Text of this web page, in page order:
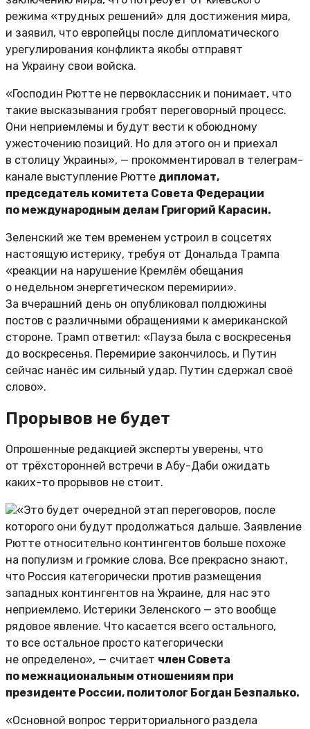
режима «трудных решений» для достижения мира,
и заявил, что европейцы после дипломатического
урегулирования конфликта якобы отправят
на Украину свои войска.
«Господин Рютте не первоклассник и понимает, что
такие высказывания гробят переговорный процесс.
Они неприемлемы и будут вести к обоюдному
ужесточению позиций. Но для этого он и приехал
в столицу Украины», — прокомментировал в телеграм-
канале выступление Рютте дипломат,
председатель комитета Совета Федерации
по международным делам Григорий Карасин.
Зеленский же тем временем устроил в соцсетях
настоящую истерику, требуя от Дональда Трампа
«реакции на нарушение Кремлём обещания
о недельном энергетическом перемирии».
За вчерашний день он опубликовал полдюжины
постов с различными обращениями к американской
стороне. Трамп ответил: «Пауза была с воскресенья
до воскресенья. Перемирие закончилось, и Путин
сейчас нанёс им сильный удар. Путин сдержал своё
слово».
Прорывов не будет
Опрошенные редакцией эксперты уверены, что
от трёхсторонней встречи в Абу-Даби ожидать
каких-то прорывов не стоит.
«Это будет очередной этап переговоров, после
которого они будут продолжаться дальше. Заявление
Рютте относительно контингентов больше похоже
на популизм и громкие слова. Все прекрасно знают,
что Россия категорически против размещения
западных контингентов на Украине, для нас это
неприемлемо. Истерики Зеленского — это вообще
рядовое явление. Что касается всего остального,
то все остальное просто категорически
не определено», — считает член Совета
по межнациональным отношениям при
президенте России, политолог Богдан Безпалько.
«Основной вопрос территориального раздела